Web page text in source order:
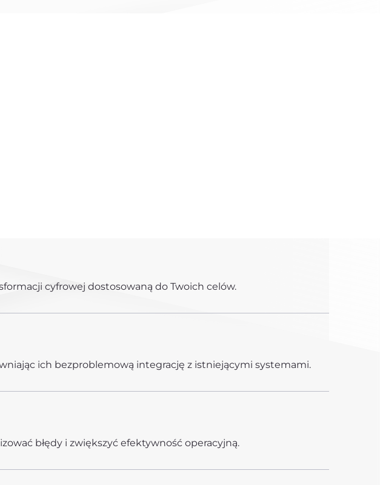
cyfrowej dostosowaną do Twoich celów.
ich bezproblemową integrację z istniejącymi systemami.
błędy i zwiększyć efektywność operacyjną.